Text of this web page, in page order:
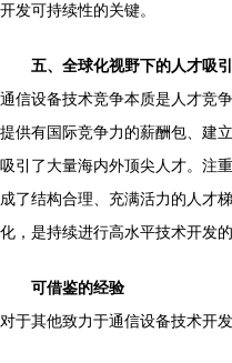
开发可持续性的关键。
五、全球化视野下的人才吸
通信设备技术竞争本质是人才竞
提供有国际竞争力的薪酬包、建
吸引了大量海内外顶尖人才。注
成了结构合理、充满活力的人才
化，是持续进行高水平技术开发的
可借鉴的经验
对于其他致力于通信设备技术开